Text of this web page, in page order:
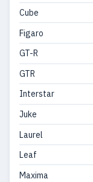
Cube
Figaro
GT-R
GTR
Interstar
Juke
Laurel
Leaf
Maxima